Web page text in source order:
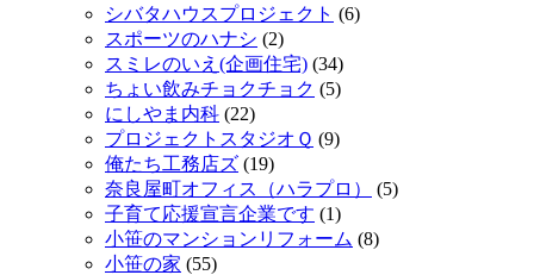
シバタハウスプロジェクト (6)
スポーツのハナシ (2)
スミレのいえ(企画住宅) (34)
ちょい飲みチョクチョク (5)
にしやま内科 (22)
プロジェクトスタジオＱ (9)
俺たち工務店ズ (19)
奈良屋町オフィス（ハラプロ）
(5)
子育て応援宣言企業です (1)
小笹のマンションリフォーム (8)
小笹の家 (55)